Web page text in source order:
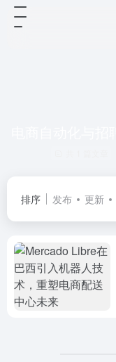
排序 发布 更新